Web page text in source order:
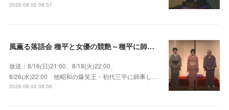
2026.08.02 08:57
風薫る落語会 種平と女優の競艶～種平に師事した女優たちが百花繚乱に咲き誇る大人気落語会
放送：8/16(日)21:00、8/18(火)22:00、
8/26(水)22:00 他昭和の爆笑王・初代三平に師事し…
2026.08.02 08:56